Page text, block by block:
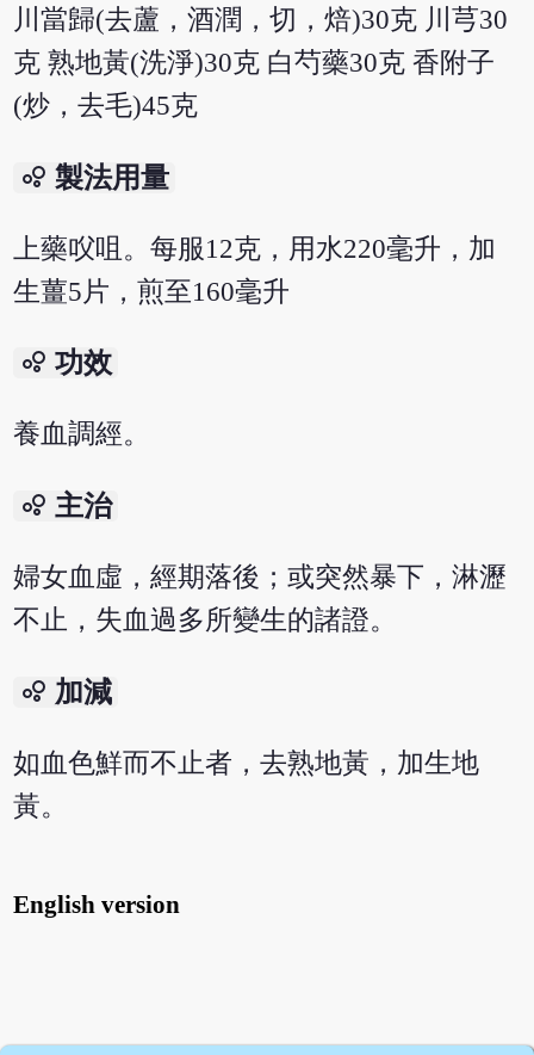
川當歸(去蘆，酒潤，切，焙)30克 川芎30
克 熟地黃(洗淨)30克 白芍藥30克 香附子
(炒，去毛)45克
bubble_chart 製法用量
上藥㕮咀。每服12克，用水220毫升，加
生薑5片，煎至160毫升
bubble_chart 功效
養血調經。
bubble_chart 主治
婦女血虛，經期落後；或突然暴下，淋瀝
不止，失血過多所變生的諸證。
bubble_chart 加減
如血色鮮而不止者，去熟地黃，加生地
黃。
English version